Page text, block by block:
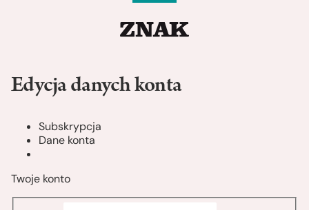
Edycja danych konta
Subskrypcja
Dane konta
Twoje konto